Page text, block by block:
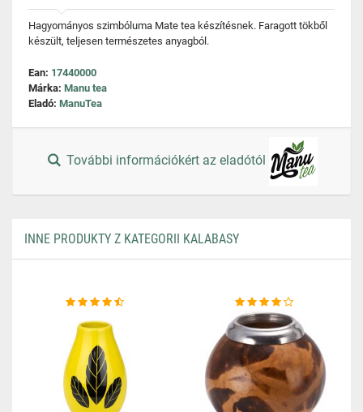
Hagyományos szimbóluma Mate tea készítésnek. Faragott tökből
készült, teljesen természetes anyagból.
Ean: 17440000
Márka: Manu tea
Eladó: ManuTea
További információkért az eladótól
INNE PRODUKTY Z KATEGORII KALABASY